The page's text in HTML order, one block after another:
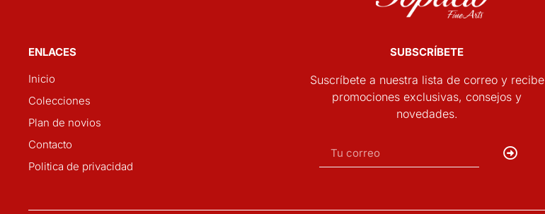
ENLACES
Inicio
Colecciones
Plan de novios
Contacto
Politica de privacidad
SUBSCRÍBETE
Suscríbete a nuestra lista de correo y recibe
promociones exclusivas, consejos y
novedades.